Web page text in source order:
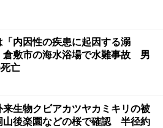
「内因性の疾患に起因する溺
敷市の海水浴場で水難事故 男
亡
来生物クビアカツヤカミキリの被
後楽園などの桜で確認 半径約